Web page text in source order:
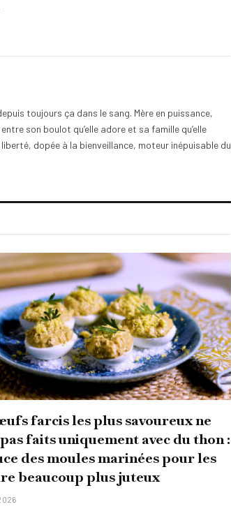
toujours ça dans le sang. Mère en puissance,
son boulot qu’elle adore et sa famille qu’elle
dopée à la bienveillance, moteur inépuisable du
farcis les plus savoureux ne
faits uniquement avec du thon :
des moules marinées pour les
beaucoup plus juteux